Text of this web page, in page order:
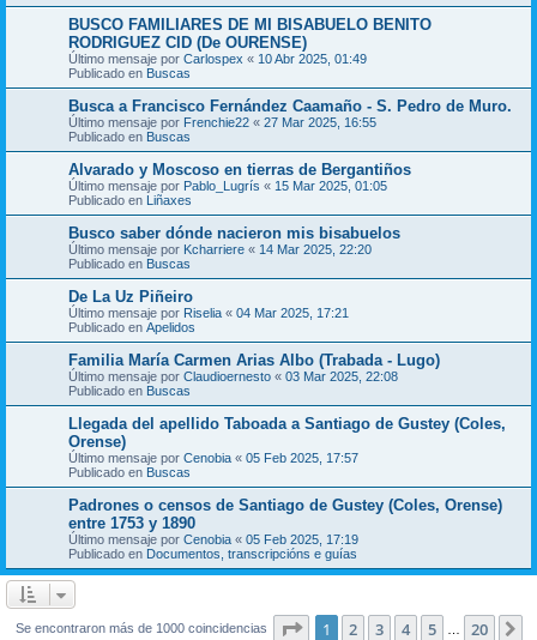
BUSCO FAMILIARES DE MI BISABUELO BENITO
RODRIGUEZ CID (De OURENSE)
Último mensaje por Carlospex « 10 Abr 2025, 01:49
Publicado en Buscas
Busca a Francisco Fernández Caamaño - S. Pedro de Muro.
Último mensaje por Frenchie22 « 27 Mar 2025, 16:55
Publicado en Buscas
Alvarado y Moscoso en tierras de Bergantiños
Último mensaje por Pablo_Lugrís « 15 Mar 2025, 01:05
Publicado en Liñaxes
Busco saber dónde nacieron mis bisabuelos
Último mensaje por Kcharriere « 14 Mar 2025, 22:20
Publicado en Buscas
De La Uz Piñeiro
Último mensaje por Riselia « 04 Mar 2025, 17:21
Publicado en Apelidos
Familia María Carmen Arias Albo (Trabada - Lugo)
Último mensaje por Claudioernesto « 03 Mar 2025, 22:08
Publicado en Buscas
Llegada del apellido Taboada a Santiago de Gustey (Coles,
Orense)
Último mensaje por Cenobia « 05 Feb 2025, 17:57
Publicado en Buscas
Padrones o censos de Santiago de Gustey (Coles, Orense)
entre 1753 y 1890
Último mensaje por Cenobia « 05 Feb 2025, 17:19
Publicado en Documentos, transcripcións e guías
Se encontraron más de 1000 coincidencias Página de 20
1 2 3 4 5 20